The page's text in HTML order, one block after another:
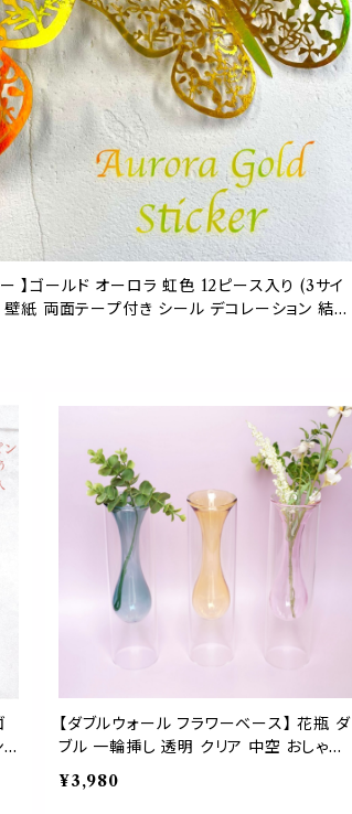
】ゴールド オーロラ 虹色 12ピース入り (3サイ
紙 両面テープ付き シール デコレーション 結婚
ガラス
【ダブルウォール フラワーベース】 花瓶 ダ
ブル 一輪挿し 透明 クリア 中空 おしゃれ
色 ガラス カラフル 3色
¥3,980